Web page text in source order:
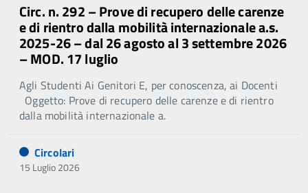
Circ. n. 292 – Prove di recupero delle carenze
e di rientro dalla mobilità internazionale a.s.
2025-26 – dal 26 agosto al 3 settembre 2026
– MOD. 17 luglio
Agli Studenti Ai Genitori E, per conoscenza, ai Docenti
Oggetto: Prove di recupero delle carenze e di rientro
dalla mobilità internazionale a.
Circolari
15 Luglio 2026